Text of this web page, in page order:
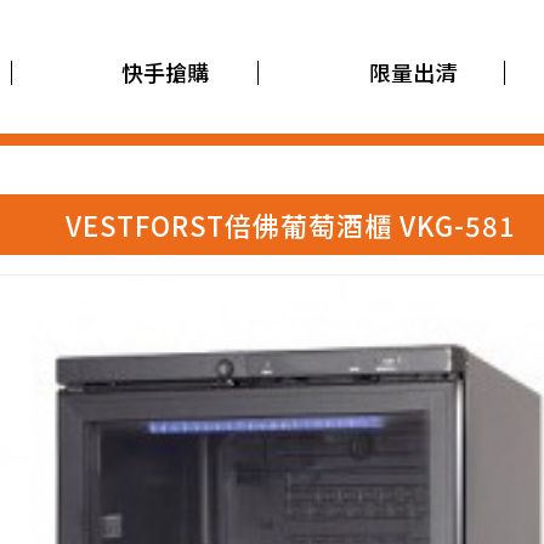
快手搶購 限量出清
VESTFORST倍佛葡萄酒櫃 VKG-581